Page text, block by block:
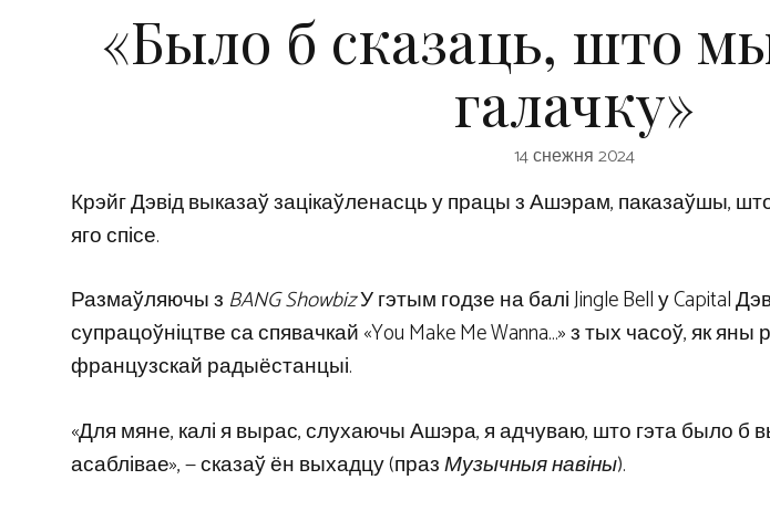
«Было б сказаць, што мы
галачку»
14 снежня 2024
Крэйг Дэвід выказаў зацікаўленасць у працы з Ашэрам, паказаўшы,
яго спісе.
Размаўляючы з BANG ShowbizУ гэтым годзе на балі Jingle Bell у Capital
супрацоўніцтве са спявачкай «You Make Me Wanna…» з тых часоў, як
французскай радыёстанцыі.
«Для мяне, калі я вырас, слухаючы Ашэра, я адчуваю, што гэта было б
асаблівае», — сказаў ён выхадцу (празМузычныя навіны).